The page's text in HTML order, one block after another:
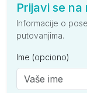
Prijavi se
Informacije o
putovanjima.
Ime (opciono)